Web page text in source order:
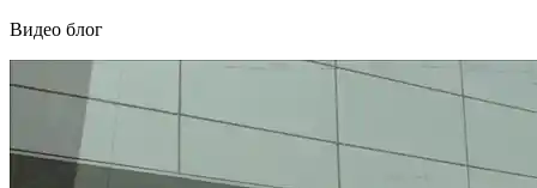
Видео блог